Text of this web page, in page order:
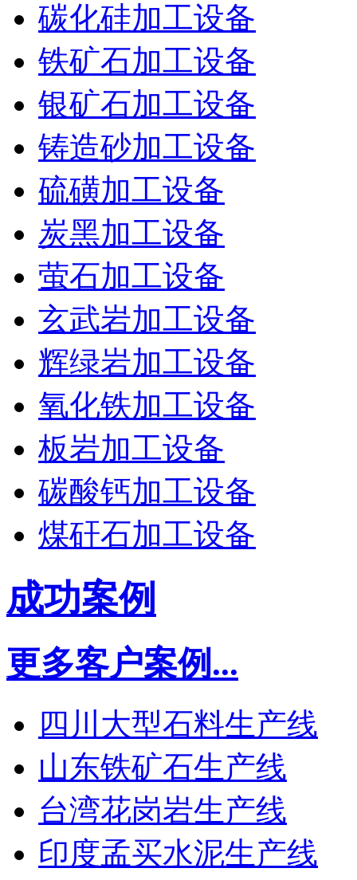
碳化硅加工设备
铁矿石加工设备
银矿石加工设备
铸造砂加工设备
硫磺加工设备
炭黑加工设备
萤石加工设备
玄武岩加工设备
辉绿岩加工设备
氧化铁加工设备
板岩加工设备
碳酸钙加工设备
煤矸石加工设备
成功案例
更多客户案例...
四川大型石料生产线
山东铁矿石生产线
台湾花岗岩生产线
印度孟买水泥生产线